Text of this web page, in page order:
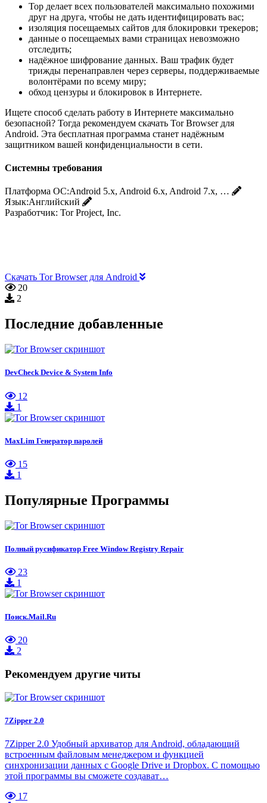
Тор делает всех пользователей максимально похожими
друг на друга, чтобы не дать идентифицировать вас;
изоляция посещаемых сайтов для блокировки трекеров;
данные о посещаемых вами страницах невозможно
отследить;
надёжное шифрование данных. Ваш трафик будет
трижды перенаправлен через серверы, поддерживаемые
волонтёрами по всему миру;
обход цензуры и блокировок в Интернете.
Ищете способ сделать работу в Интернете максимально
безопасной? Тогда рекомендуем скачать Tor Browser для
Android. Эта бесплатная программа станет надёжным
защитником вашей конфиденциальности в сети.
Системны требования
Платформа ОС:Android 5.x, Android 6.x, Android 7.x, …
Язык:Английский
Разработчик: Tor Project, Inc.
Скачать Tor Browser для Android
20
2
Последние добавленные
DevCheck Device & System Info
12
1
MaxLim Генератор паролей
15
1
Популярные Программы
Полный русификатор Free Window Registry Repair
23
1
Поиск.Mail.Ru
20
2
Рекомендуем другие читы
7Zipper 2.0
7Zipper 2.0 Удобный архиватор для Android, обладающий
встроенным файловым менеджером и функцией
синхронизации данных с Google Drive и Dropbox. С помощью
этой программы вы сможете создават…
17